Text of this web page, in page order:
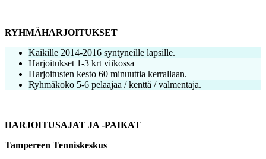
RYHMÄHARJOITUKSET
Kaikille 2014-2016 syntyneille lapsille.
Harjoitukset 1-3 krt viikossa
Harjoitusten kesto 60 minuuttia kerrallaan.
Ryhmäkoko 5-6 pelaajaa / kenttä / valmentaja.
HARJOITUSAJAT JA -PAIKAT
Tampereen Tenniskeskus